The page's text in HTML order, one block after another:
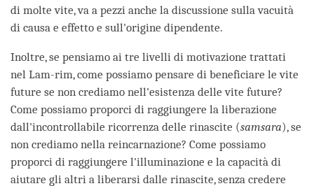
di molte vite, va a pezzi anche la discussione sulla vacuità
di causa e effetto e sull'origine dipendente.
Inoltre, se pensiamo ai tre livelli di motivazione trattati
nel Lam-rim, come possiamo pensare di beneficiare le vite
future se non crediamo nell'esistenza delle vite future?
Come possiamo proporci di raggiungere la liberazione
dall'incontrollabile ricorrenza delle rinascite (samsara), se
non crediamo nella reincarnazione? Come possiamo
proporci di raggiungere l'illuminazione e la capacità di
aiutare gli altri a liberarsi dalle rinascite, senza credere